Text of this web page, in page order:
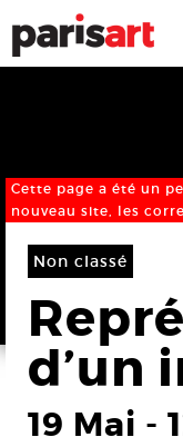
Cette page a été un
nouveau site, les
Non classé
d’un
19 Mai -